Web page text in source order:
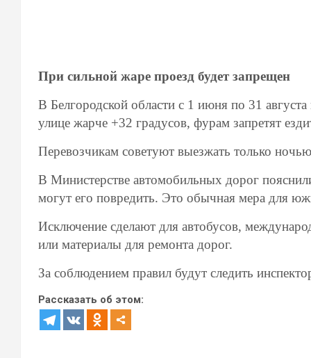
При сильной жаре проезд будет запрещен
В Белгородской области с 1 июня по 31
улице жарче +32 градусов, фурам запретят
Перевозчикам советуют выезжать только
В Министерстве автомобильных дорог
могут его повредить. Это обычная мера для
Исключение сделают для автобусов,
или материалы для ремонта дорог.
За соблюдением правил будут следить
Рассказать об этом: